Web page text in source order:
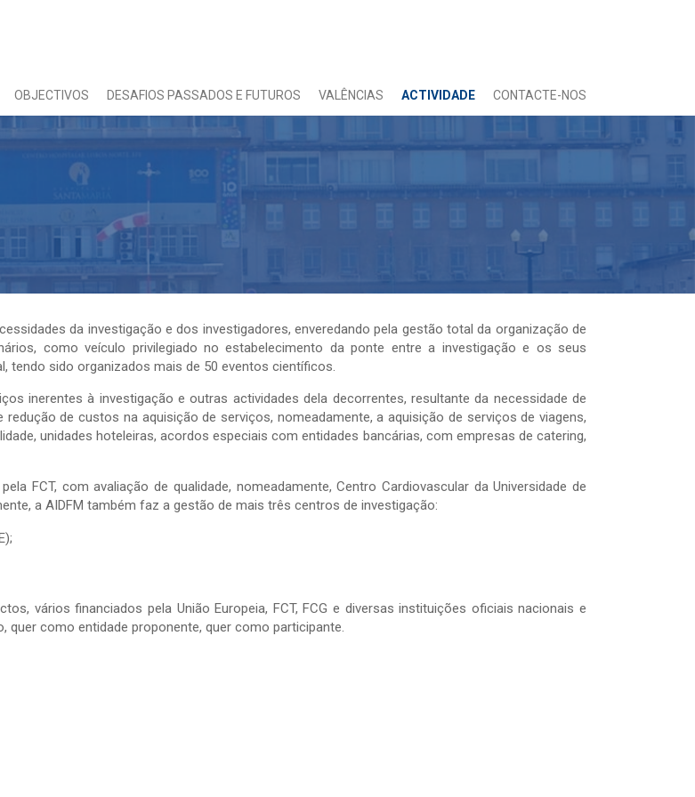
OBJECTIVOS DESAFIOS PASSADOS E FUTUROS VALÊNCIAS ACTIVIDADE CONTACTE-NOS
da investigação e dos investigadores, enveredando pela gestão total da organização de
como veículo privilegiado no estabelecimento da ponte entre a investigação e os seus
tendo sido organizados mais de 50 eventos científicos.
inerentes à investigação e outras actividades dela decorrentes, resultante da necessidade de
de custos na aquisição de serviços, nomeadamente, a aquisição de serviços de viagens,
unidades hoteleiras, acordos especiais com entidades bancárias, com empresas de catering,
FCT, com avaliação de qualidade, nomeadamente, Centro Cardiovascular da Universidade de
a AIDFM também faz a gestão de mais três centros de investigação:
vários financiados pela União Europeia, FCT, FCG e diversas instituições oficiais nacionais e
como entidade proponente, quer como participante.